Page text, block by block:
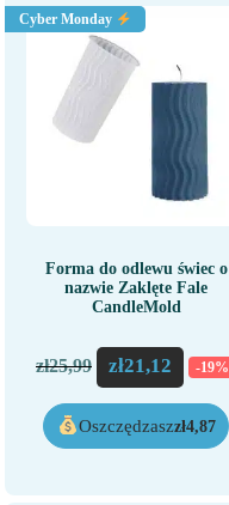
Cyber Monday
Forma do odlewu świec o
nazwie Zaklęte Fale
CandleMold
zł25,99 zł21,12 -19%
Oszczędzaszzł4,87